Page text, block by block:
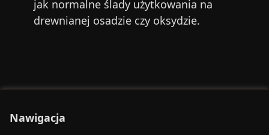
jak normalne ślady użytkowania na
drewnianej osadzie czy oksydzie.
Nawigacja